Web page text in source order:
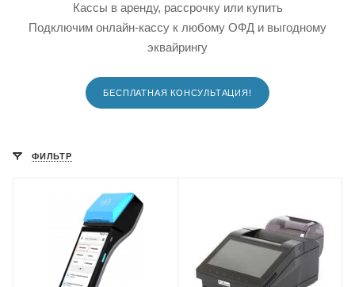
Кассы в аренду, рассрочку или купить
Подключим онлайн-кассу к любому ОФД и выгодному
эквайрингу
БЕСПЛАТНАЯ КОНСУЛЬТАЦИЯ!
ФИЛЬТР